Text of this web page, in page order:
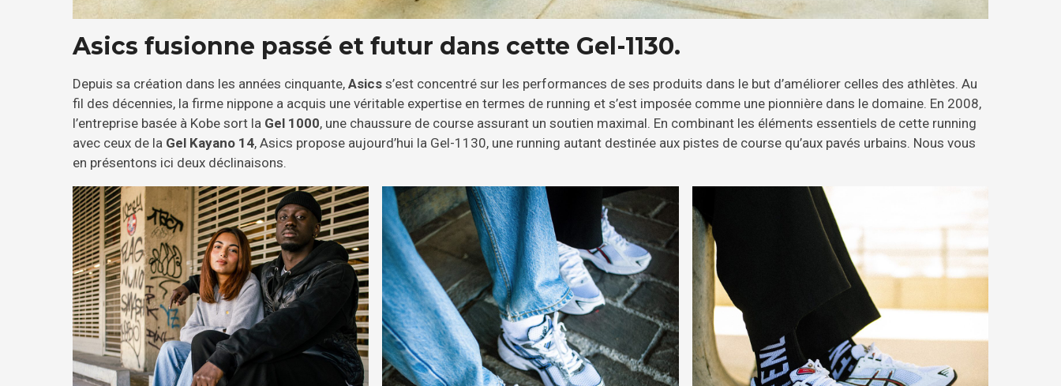
Asics fusionne passé et futur dans cette Gel-1130.
Depuis sa création dans les années cinquante, Asics s’est concentré sur les performances de ses produits dans le but d’améliorer celles des athlètes. Au
fil des décennies, la firme nippone a acquis une véritable expertise en termes de running et s’est imposée comme une pionnière dans le domaine. En 2008,
l’entreprise basée à Kobe sort la Gel 1000, une chaussure de course assurant un soutien maximal. En combinant les éléments essentiels de cette running
avec ceux de la Gel Kayano 14, Asics propose aujourd’hui la Gel-1130, une running autant destinée aux pistes de course qu’aux pavés urbains. Nous vous
en présentons ici deux déclinaisons.